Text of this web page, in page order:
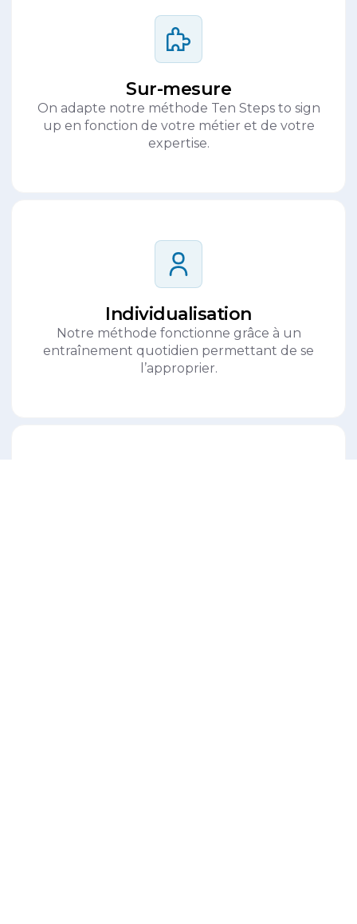
Sur-mesure
On adapte notre méthode Ten Steps to sign
up en fonction de votre métier et de votre
expertise.
Individualisation
Notre méthode fonctionne grâce à un
entraînement quotidien permettant de se
l’approprier.